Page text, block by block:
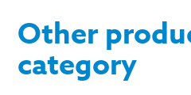
Other
category